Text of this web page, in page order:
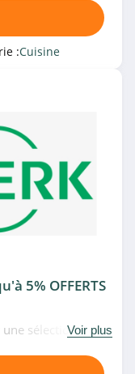
:Cuisine
5% OFFERTS
sélectionVoir plus